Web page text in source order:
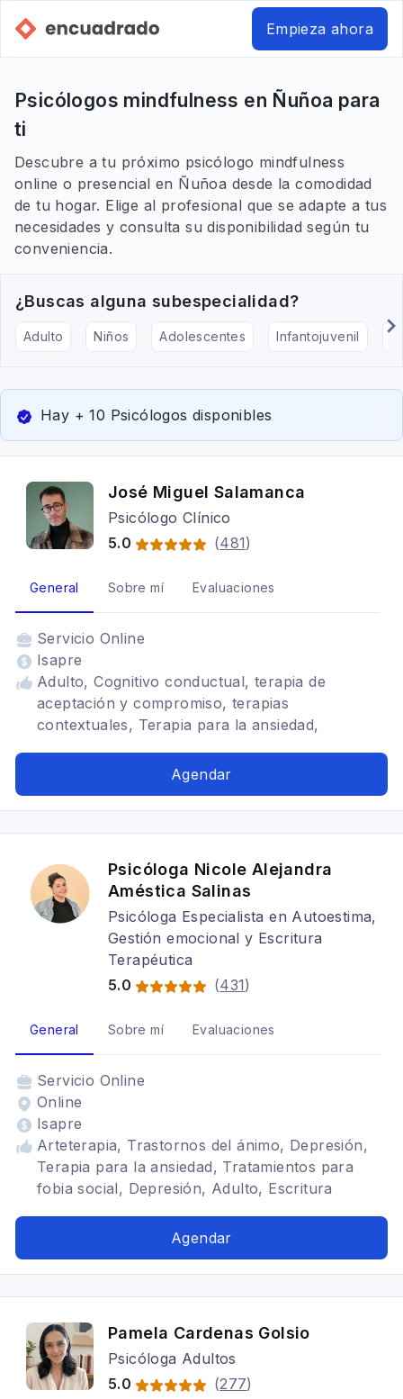
Empieza ahora
Psicólogos mindfulness en Ñuñoa para
ti
Descubre a tu próximo psicólogo mindfulness
online o presencial en Ñuñoa desde la comodidad
de tu hogar. Elige al profesional que se adapte a tus
necesidades y consulta su disponibilidad según tu
conveniencia.
¿Buscas alguna subespecialidad?
Adulto Niños Adolescentes Infantojuvenil
Hay + 10 Psicólogos disponibles
José Miguel Salamanca
Psicólogo Clínico
5.0
(481)
General Sobre mí Evaluaciones
Servicio Online
Isapre
Adulto, Cognitivo conductual, terapia de
aceptación y compromiso, terapias
contextuales, Terapia para la ansiedad,
TDAH, Estrés postraumático, Tratamientos para
Agendar
Psicóloga Nicole Alejandra
Améstica Salinas
Psicóloga Especialista en Autoestima,
Gestión emocional y Escritura
Terapéutica
5.0
(431)
General Sobre mí Evaluaciones
Servicio Online
Online
Isapre
Arteterapia, Trastornos del ánimo, Depresión,
Terapia para la ansiedad, Tratamientos para
fobia social, Depresión, Adulto, Escritura
Psicóloga online, Autocuidado, Mindfulness,
insomnio, Estrés, herida materna,
psicologasantiago, psicologañuñoa,
psicologaonline, psicoterapiaonline, DUELO,
TERAPIA DE DUELO, GESTION LIMITES,
MEDITACION, COLLAGE, INTERVENCIONES
ARTETERAPEUTICAS EN DUELO, Arteterapia y
Agendar
Pamela Cardenas Golsio
Psicóloga Adultos
5.0
(277)